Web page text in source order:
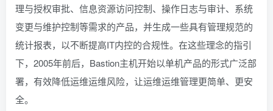
理与授权审批、信息资源访问控制、操作日志与审计、系统
变更与维护控制等需求的产品，并生成一些具有管理规范的
统计报表，以不断提高IT内控的合规性。在这些理念的指引
下，2005年前后，Bastion主机开始以单机产品的形式广泛部
署，有效降低运维运维风险，让运维运维管理更简单、更安
全。